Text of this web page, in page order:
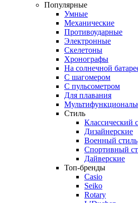
Популярные
Умные
Механические
Противоударные
Электронные
Скелетоны
Хронографы
На солнечной
С шагомером
С пульсометром
Для плавания
Стиль
Классический
Дизайнерские
Военный стиль
Спортивный
Дайверские
Топ-бренды
Casio
Seiko
Rotary